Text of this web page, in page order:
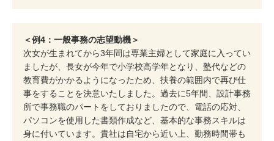
＜例4：一般事務の志望動機＞
次女が生まれてから3年間は専業主婦として家庭に入ってい
ましたが、長女が今年で小学校高学年となり、塾代などの
教育費がかかるようになったため、扶養の範囲内で再び仕
事をすることを決意いたしました。過去に5年間、設計事務
所で事務職のパートをしておりましたので、電話の応対、
パソコンを使用した書類作成など、基本的な事務スキルは
身に付いています。貴社は自宅から近い上、勤務時間帯も